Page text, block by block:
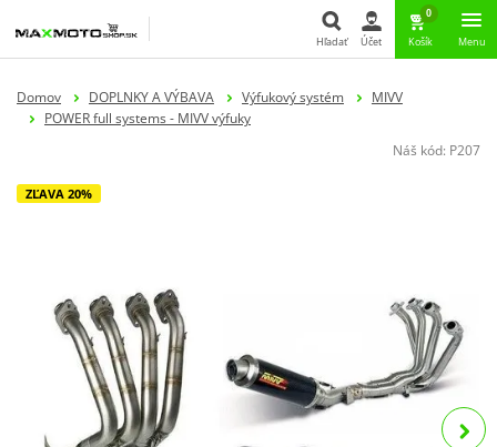
Hľadať Účet
0
Košík Menu
Domov DOPLNKY A VÝBAVA Výfukový systém
MIVV
POWER full systems - MIVV výfuky
Náš kód: P207
ZĽAVA 20%